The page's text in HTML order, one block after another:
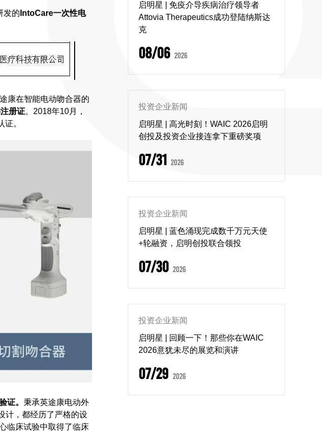
发的 IntoCare一次性电
康在智能电动吻合器的
册证。2018年10月，
。
证。 秉承英途康电动外
计，都经历了严格的设
临床试验中取得了临床
启明星 | 免疫介导疾病治疗领导者
Attovia Therapeutics成功登陆纳斯达
克
08/06 2026
投资企业新闻
启明星 | 高光时刻！WAIC 2026启明
创投及投资企业接连拿下重磅奖项
07/31 2026
投资企业新闻
启明星 | 蓝色涌现完成数千万元天使
+轮融资，启明创投联合领投
07/30 2026
投资企业新闻
启明星 | 回顾一下！那些你在WAIC
2026意犹未尽的展览和演讲
07/29 2026